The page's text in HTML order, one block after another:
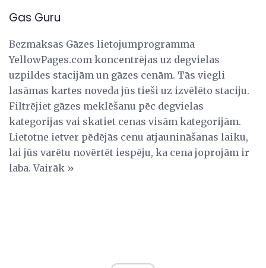
Gas Guru
Bezmaksas Gāzes lietojumprogramma
YellowPages.com koncentrējas uz degvielas
uzpildes stacijām un gāzes cenām. Tās viegli
lasāmas kartes noveda jūs tieši uz izvēlēto staciju.
Filtrējiet gāzes meklēšanu pēc degvielas
kategorijas vai skatiet cenas visām kategorijām.
Lietotne ietver pēdējās cenu atjaunināšanas laiku,
lai jūs varētu novērtēt iespēju, ka cena joprojām ir
laba. Vairāk »